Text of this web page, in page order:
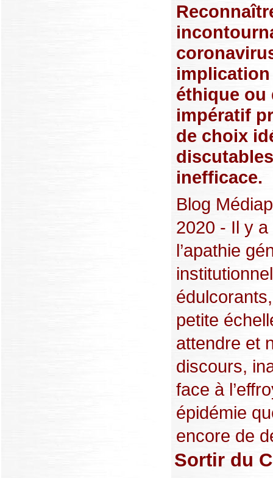
implication
éthique ou
impératif
de choix
inefficace.
Blog
2020 - Il y
l’apathie
petite
attendre et
discours,
face à
épidémie
encore de
Sortir du